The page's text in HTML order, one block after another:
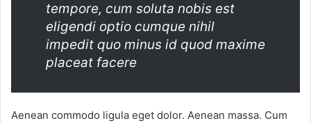
tempore, cum soluta nobis est
eligendi optio cumque nihil
impedit quo minus id quod maxime
placeat facere
Aenean commodo ligula eget dolor. Aenean massa. Cum